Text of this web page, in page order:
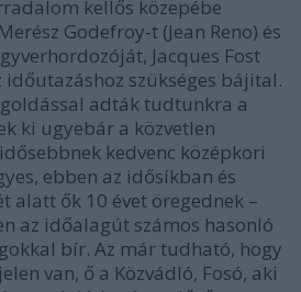
kellős közepébe
Godefroy-t (Jean Reno) és
Jacques Fost
időutazáshoz szükséges bájital.
adták tudtunkra a
ki ugyebár a közvetlen
kedvenc középkori
ebben az idősíkban és
alatt ők 10 évet öregednek –
az időalagút számos hasonló
bír. Az már tudható, hogy
van, ő a Közvádló, Fosó, aki